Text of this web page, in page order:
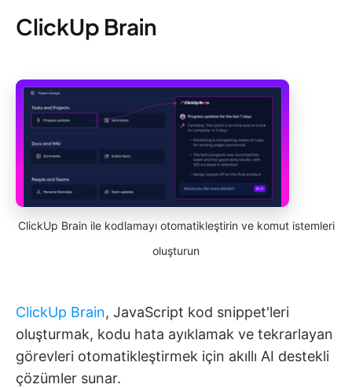
ClickUp Brain
ClickUp Brain ile kodlamayı otomatikleştirin ve komut istemleri
oluşturun
ClickUp Brain, JavaScript kod snippet'leri
oluşturmak, kodu hata ayıklamak ve tekrarlayan
görevleri otomatikleştirmek için akıllı AI destekli
çözümler sunar.